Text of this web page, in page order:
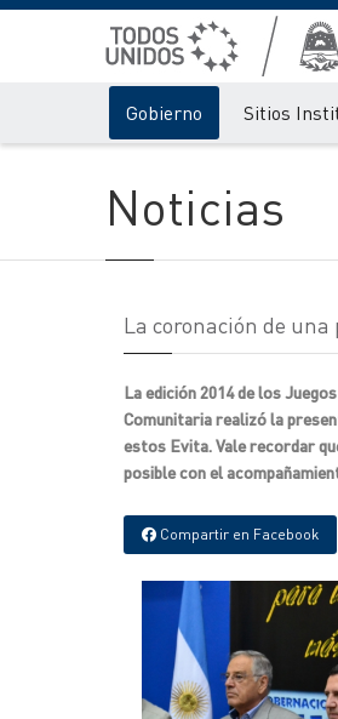
Gobierno Sitios
Noticias
La coronación de
La edición 2014 de los
Comunitaria realizó la
estos Evita. Vale recordar
posible con el
Compartir en Facebook